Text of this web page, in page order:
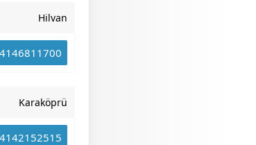
Hilvan
Karaköprü